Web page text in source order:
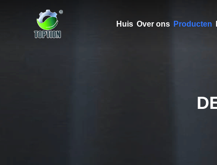
Huis Over ons Producten